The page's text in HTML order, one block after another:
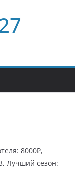
8000₽,
Лучший сезон: